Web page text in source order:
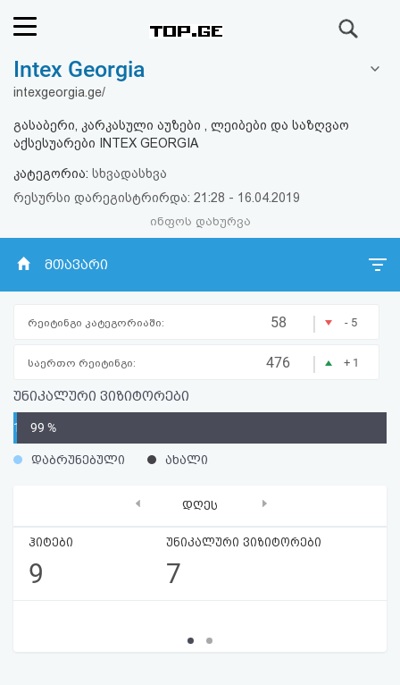
რეიტინგი
კითხვა-
პასუხი
რეგისტრაცია
აღდგენა
HTML
სალიცენზიო
შეთანხმება
Intex Georgia
intexgeorgia.ge/
გასაბერი, კარკასული აუზები , ლეიბები და საზღვაო
აქსესუარები INTEX GEORGIA
კატეგორია: სხვადასხვა
რესურსი დარეგისტრირდა: 21:28 - 16.04.2019
ინფოს დახურვა
მთავარი
რეიტინგი კატეგორიაში: 58 | - 5
საერთო რეიტინგი: 476 | + 1
უნიკალური ვიზიტორები
1
%
99 %
დაბრუნებული ახალი
დღეს
ჰიტები
9
უნიკალური ვიზიტორები
7
‹ ›